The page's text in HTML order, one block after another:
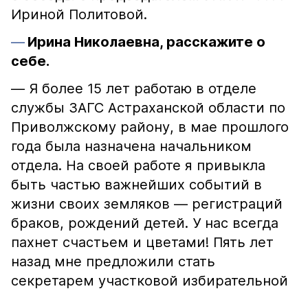
Ириной Политовой.
Ирина Николаевна, расскажите о
себе.
— Я более 15 лет работаю в отделе
службы ЗАГС Астраханской области по
Приволжскому району, в мае прошлого
года была назначена начальником
отдела. На своей работе я привыкла
быть частью важнейших событий в
жизни своих земляков — регистраций
браков, рождений детей. У нас всегда
пахнет счастьем и цветами! Пять лет
назад мне предложили стать
секретарем участковой избирательной